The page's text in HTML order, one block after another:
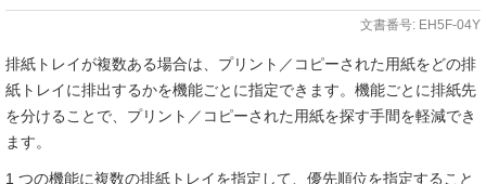
文書番号: EH5F-04Y
排紙トレイが複数ある場合は、プリント／コピーされた用紙をどの排
紙トレイに排出するかを機能ごとに指定できます。機能ごとに排紙先
を分けることで、プリント／コピーされた用紙を探す手間を軽減でき
ます。
1 つの機能に複数の排紙トレイを指定して、優先順位を指定すること